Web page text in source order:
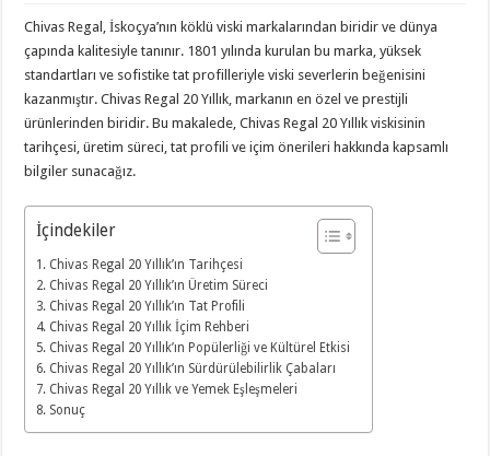
Chivas Regal, İskoçya’nın köklü viski markalarından biridir ve dünya
çapında kalitesiyle tanınır. 1801 yılında kurulan bu marka, yüksek
standartları ve sofistike tat profilleriyle viski severlerin beğenisini
kazanmıştır. Chivas Regal 20 Yıllık, markanın en özel ve prestijli
ürünlerinden biridir. Bu makalede, Chivas Regal 20 Yıllık viskisinin
tarihçesi, üretim süreci, tat profili ve içim önerileri hakkında kapsamlı
bilgiler sunacağız.
İçindekiler
Chivas Regal 20 Yıllık’ın Tarihçesi
Chivas Regal 20 Yıllık’ın Üretim Süreci
Chivas Regal 20 Yıllık’ın Tat Profili
Chivas Regal 20 Yıllık İçim Rehberi
Chivas Regal 20 Yıllık’ın Popülerliği ve Kültürel Etkisi
Chivas Regal 20 Yıllık’ın Sürdürülebilirlik Çabaları
Chivas Regal 20 Yıllık ve Yemek Eşleşmeleri
Sonuç